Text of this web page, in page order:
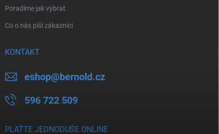
Poradíme jak vybrat
Co o nás píší zákazníci
KONTAKT
eshop@bernold.cz
596 722 509
PLAŤTE JEDNODUŠE ONLINE